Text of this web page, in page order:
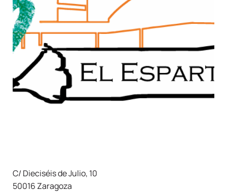
C/ Dieciséis de Julio, 10
50016 Zaragoza